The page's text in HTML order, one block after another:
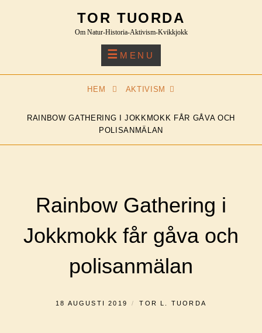
TOR TUORDA
Om Natur-Historia-Aktivism-Kvikkjokk
MENU
HEM AKTIVISM
RAINBOW GATHERING I JOKKMOKK FÅR GÅVA OCH
POLISANMÄLAN
Rainbow Gathering i
Jokkmokk får gåva och
polisanmälan
PUBLICERAT
18 AUGUSTI 2019 AV
TOR L. TUORDA